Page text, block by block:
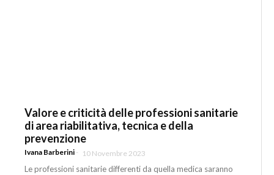
Valore e criticità delle professioni sanitarie
di area riabilitativa, tecnica e della
prevenzione
Ivana Barberini - 10 Novembre 2023
Le professioni sanitarie differenti da quella medica saranno